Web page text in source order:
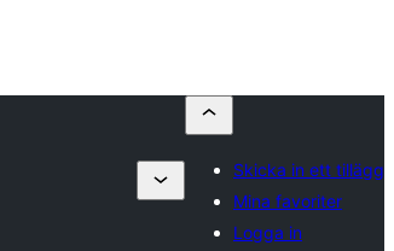
Skicka in ett tillägg
Mina favoriter
Logga in